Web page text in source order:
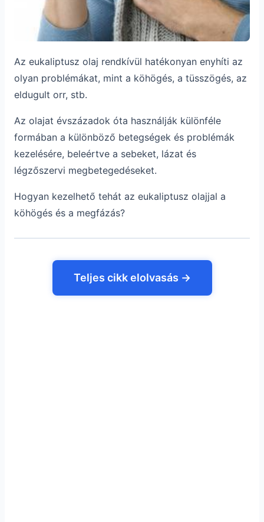
Az eukaliptusz olaj rendkívül hatékonyan enyhíti az
olyan problémákat, mint a köhögés, a tüsszögés, az
eldugult orr, stb.
Az olajat évszázadok óta használják különféle
formában a különböző betegségek és problémák
kezelésére, beleértve a sebeket, lázat és
légzőszervi megbetegedéseket.
Hogyan kezelhető tehát az eukaliptusz olajjal a
köhögés és a megfázás?
Teljes cikk elolvasás →